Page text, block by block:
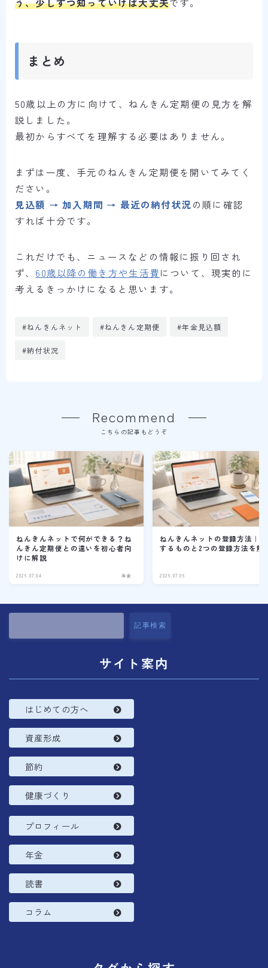
まとめ
50歳以上の方に向けて、ねんきん定期便の見方を解
説しました。
最初からすべてを理解する必要はありません。
まずは一度、手元のねんきん定期便を開いてみてく
ださい。
見込額 → 加入期間 → 最近の納付状況の順に確認
すれば十分です。
これだけでも、ニュースなどの情報に振り回され
ず、 60歳以降の働き方や生活費について、現実的に
考えるきっかけになると思います。
#ねんきんネット #ねんきん定期便 #年金見込額
#納付状況
Recommend
こちらの記事もどうぞ
ねんきんネットで何ができる？ね
んきん定期便との違いを初心者向
けに解説
2026.07.04 年金
ねんきんネットの登録方法｜
するものと2つの登録方法を解
2026.07.06
記事検索
サイト案内
はじめての方へ
資産形成
節約
健康づくり
プロフィール
年金
読書
コラム